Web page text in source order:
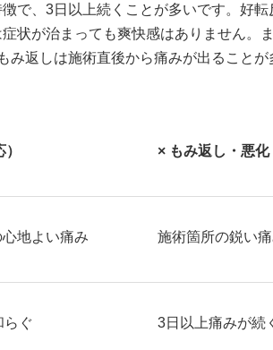
で、3日以上続くことが多いです。好転
状が治まっても爽快感はありません。
み返しは施術直後から痛みが出ることが
× もみ返し・悪化
地よい痛み 施術箇所の鋭い
らぐ 3日以上痛みが続